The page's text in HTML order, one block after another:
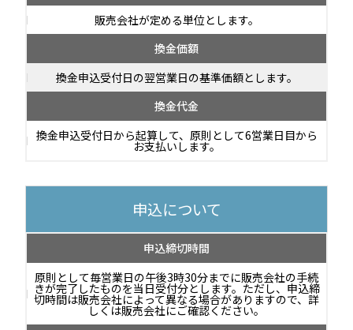
販売会社が定める単位とします。
換金価額
換金申込受付日の翌営業日の基準価額とします。
換金代金
換金申込受付日から起算して、原則として6営業日目から
お支払いします。
申込について
申込締切時間
原則として毎営業日の午後3時30分までに販売会社の手続
きが完了したものを当日受付分とします。ただし、申込締
切時間は販売会社によって異なる場合がありますので、詳
しくは販売会社にご確認ください。